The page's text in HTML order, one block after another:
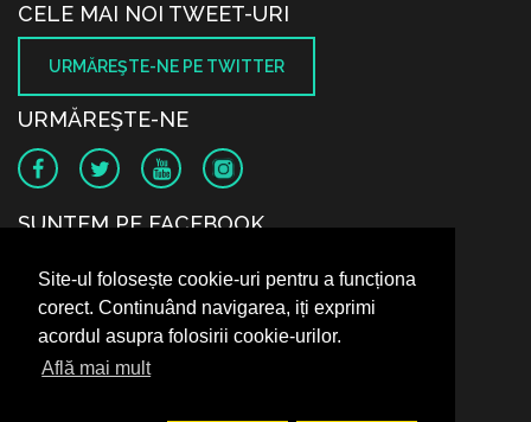
Site-ul folosește cookie-uri pentru a funcționa
corect. Continuând navigarea, iți exprimi
acordul asupra folosirii cookie-urilor.
Află mai mult
CELE MAI NOI TWEET-URI
URMĂREŞTE-NE PE TWITTER
URMĂREŞTE-NE
SUNTEM PE FACEBOOK